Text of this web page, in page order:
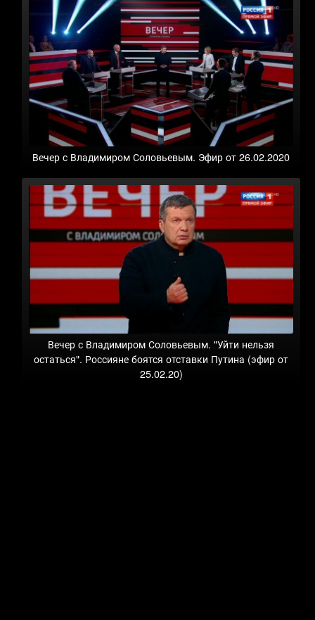
Вечер с Владимиром Соловьевым. Эфир от 26.02.2020
Вечер с Владимиром Соловьевым. "Уйти нельзя
остаться". Россияне боятся отставки Путина (эфир от
25.02.20)